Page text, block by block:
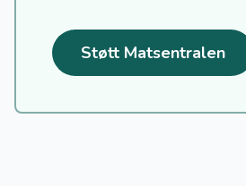
Støtt Matsentralen